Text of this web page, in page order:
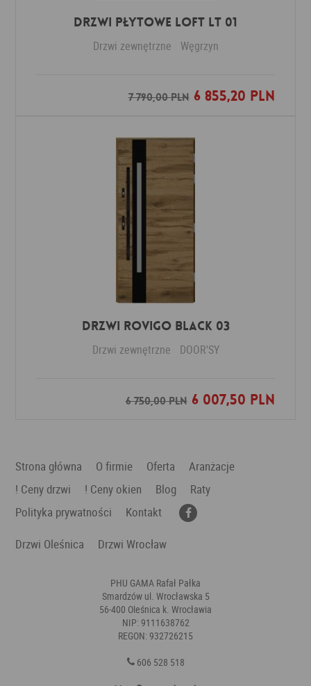
DRZWI PŁYTOWE LOFT LT 01
Drzwi zewnętrzne Węgrzyn
7 790,00 PLN6 855,20 PLN
Dodaj do ulubionych
DRZWI ROVIGO BLACK 03
Drzwi zewnętrzne DOOR'SY
6 750,00 PLN6 007,50 PLN
Dodaj do ulubionych
Strona główna O firmie Oferta
Aranżacje
! Ceny drzwi
! Ceny okien Blog
Raty
Polityka prywatności
Kontakt
Drzwi Oleśnica
Drzwi Wrocław
PHU GAMA Rafał Pałka
Smardzów ul. Wrocławska 5
56-400 Oleśnica k. Wrocławia
NIP: 9111638762
REGON: 932726215
606 528 518